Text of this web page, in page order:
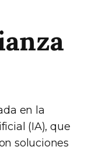
en la
(IA), que
soluciones